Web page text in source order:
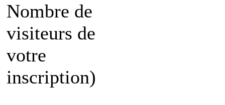
Nombre de
visiteurs de
votre
inscription)